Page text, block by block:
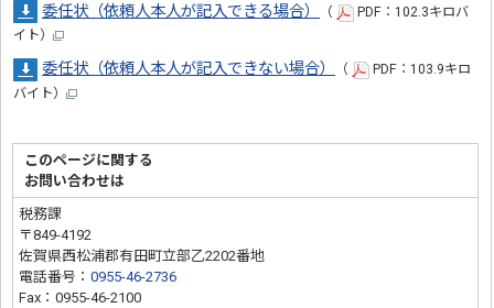
委任状（依頼人本人が記入できる場合） （
PDF：102.3キロバ
イト）
委任状（依頼人本人が記入できない場合） （
PDF：103.9キロ
バイト）
このページに関する
お問い合わせは
税務課
〒849-4192
佐賀県西松浦郡有田町立部乙2202番地
電話番号：0955-46-2736
Fax：0955-46-2100